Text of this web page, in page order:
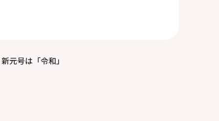
新元号は「令和」